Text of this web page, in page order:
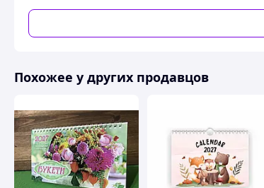
Похожее у других продавцов